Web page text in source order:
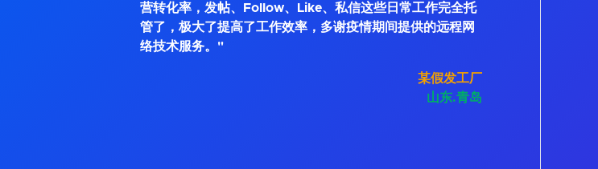
营转化率，发帖、Follow、Like、私信这些日常工作完全托
管了，极大了提高了工作效率，多谢疫情期间提供的远程网
络技术服务。"
某假发工厂
山东.青岛